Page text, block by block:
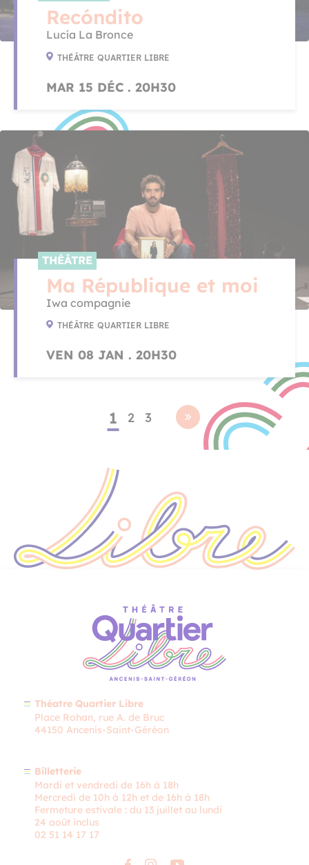
Recóndito
Lucía La Bronce
THÉÂTRE QUARTIER LIBRE
MAR 15 DÉC . 20H30
THÉÂTRE
Ma République et moi
Iwa compagnie
THÉÂTRE QUARTIER LIBRE
VEN 08 JAN . 20H30
1 2 3
Théatre Quartier Libre
Place Rohan, rue A. de Bruc
44150 Ancenis-Saint-Géréon
Billetterie
Mardi et vendredi de 16h à 18h
Mercredi de 10h à 12h et de 16h à 18h
Fermeture estivale : du 13 juillet au lundi
24 août inclus
02 51 14 17 17